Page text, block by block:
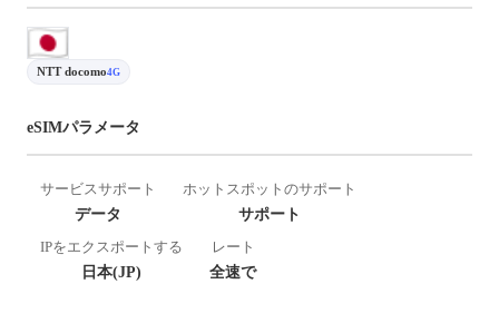
NTT docomo4G
eSIMパラメータ
サービスサポート
データ
ホットスポットのサポート
サポート
IPをエクスポートする
日本(JP)
レート
全速で